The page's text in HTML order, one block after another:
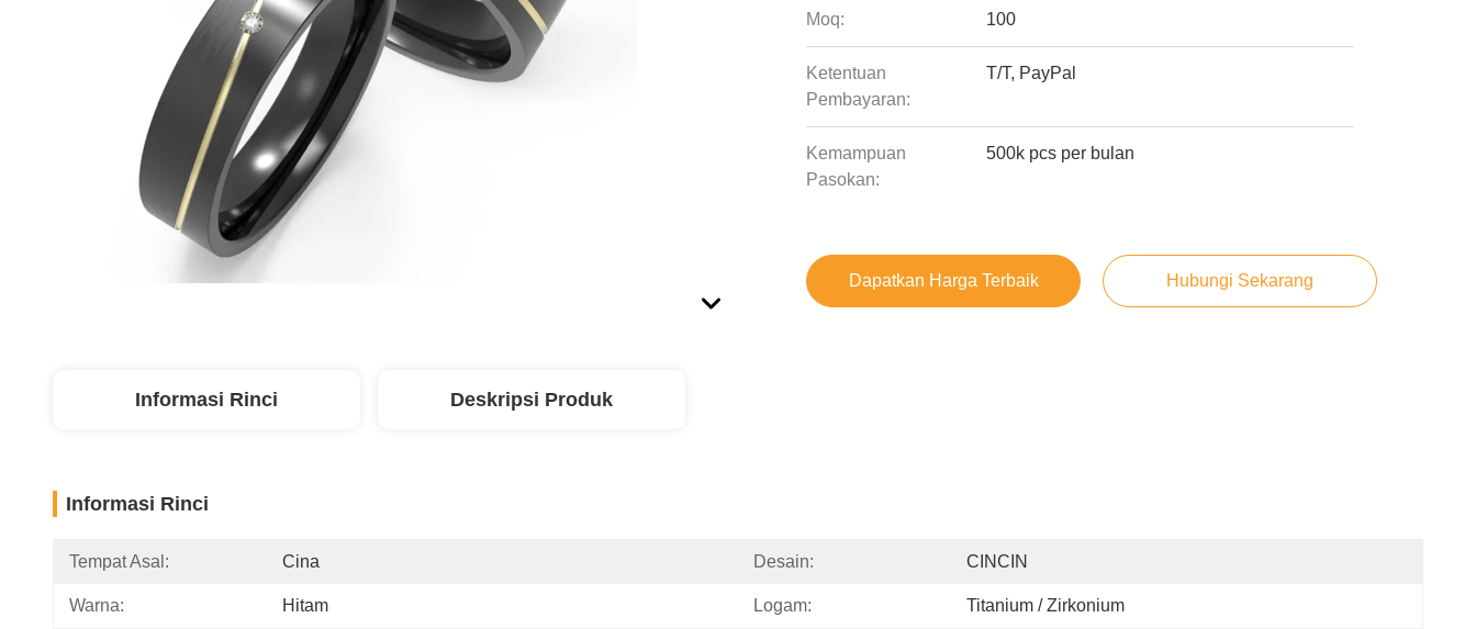
Moq: 100
Ketentuan
Pembayaran:
T/T, PayPal
Kemampuan
Pasokan:
500k pcs per bulan
Dapatkan Harga Terbaik Hubungi Sekarang
Informasi Rinci Deskripsi Produk
Informasi Rinci
Tempat Asal: Cina Desain: CINCIN
Warna: Hitam Logam: Titanium / Zirkonium